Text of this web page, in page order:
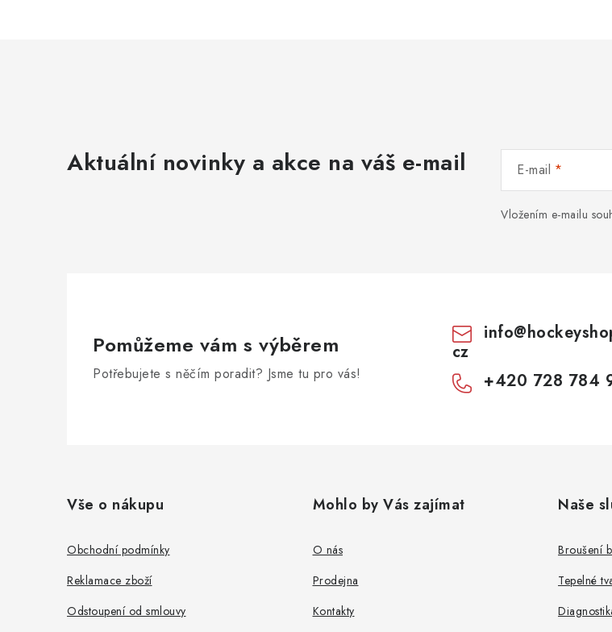
Aktuální novinky a akce na váš e-mail E-mail
Vložením e-mailu
Pomůžeme vám s výběrem
Potřebujete s něčím poradit? Jsme tu pro vás!
info@
cz
+420 728 784
Vše o nákupu
Obchodní podmínky
Reklamace zboží
Odstoupení od smlouvy
Mohlo by Vás zajímat
O nás
Prodejna
Kontakty
Naše
Broušení
Tepelné